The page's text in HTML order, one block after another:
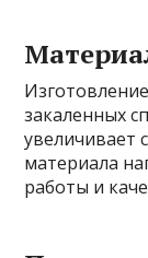
закаленных
увеличивает
материала
работы и